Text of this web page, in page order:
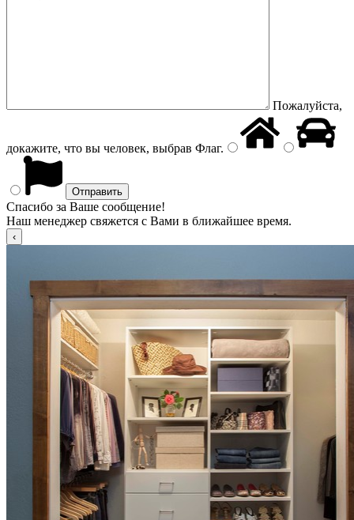
Пожалуйста,
докажите, что вы человек, выбрав Флаг.
Спасибо за Ваше сообщение!
Наш менеджер свяжется с Вами в ближайшее время.